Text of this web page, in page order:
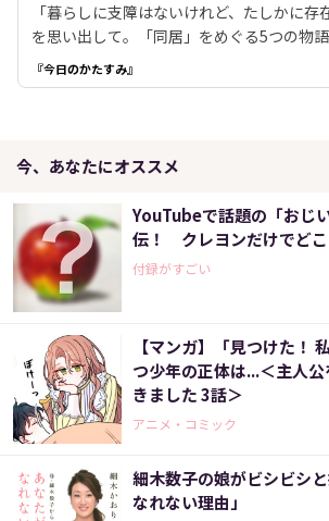
「暮らしに支障はないけれど、たしかに存
を思い出して。「同居」をめぐる5つの物語
『今日のかたすみ』
今、あなたにオススメ
YouTubeで話題の「おじ
伝！ クレヨンだけでどこ
付録がすごい
【マンガ】「見つけた！
つ少年の正体は...＜主人
きました 3話＞
アニメ・コミック
細木数子の娘がビシビシ
なれない理由」